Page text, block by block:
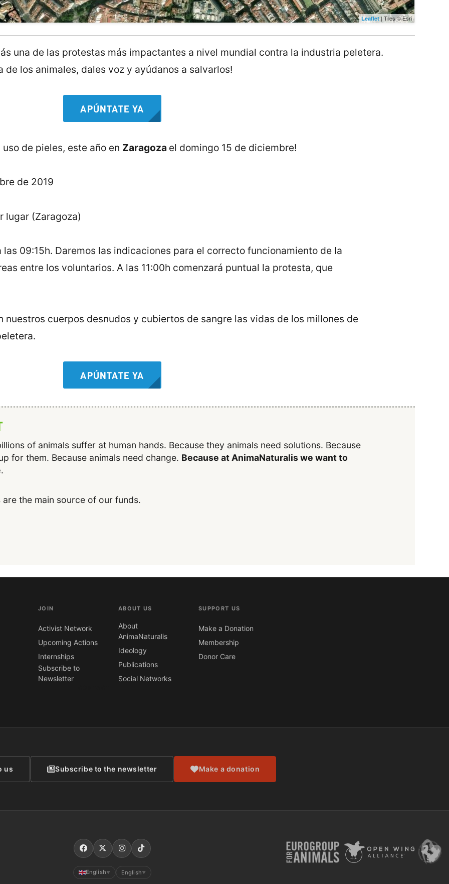
Leaflet| Tiles © Esri
una de las protestas más impactantes a nivel mundial contra la industria peletera.
de los animales, dales voz y ayúdanos a salvarlos!
APÚNTATE YA
de pieles, este año en Zaragoza el domingo 15 de diciembre!
de 2019
lugar (Zaragoza)
las 09:15h. Daremos las indicaciones para el correcto funcionamiento de la
entre los voluntarios. A las 11:00h comenzará puntual la protesta, que
nuestros cuerpos desnudos y cubiertos de sangre las vidas de los millones de
APÚNTATE YA
of animals suffer at human hands. Because they animals need solutions. Because
for them. Because animals need change. Because at AnimaNaturalis we want to
.
the main source of our funds.
JOIN
Activist Network
Upcoming Actions
Internships
Subscribe to
Newsletter
ABOUT US
About
AnimaNaturalis
Ideology
Publications
Social Networks
SUPPORT US
Make a Donation
Membership
Donor Care
us Subscribe to the newsletter Make a donation
English ▼ English ▼